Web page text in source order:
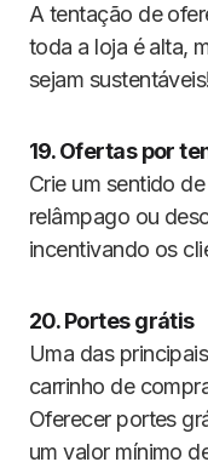
A tentação de
toda a loja é alta,
sejam sustentáveis!
19. Ofertas por
Crie um sentido
relâmpago ou
incentivando os
20. Portes grátis
Uma das
carrinho de
Oferecer portes
um valor mínimo